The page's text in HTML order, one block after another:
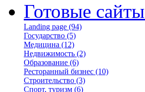
Готовые сайты
Landing page (94)
Государство (5)
Медицина (12)
Недвижимость (2)
Образование (6)
Ресторанный бизнес (10)
Строительство (3)
Спорт, туризм (6)